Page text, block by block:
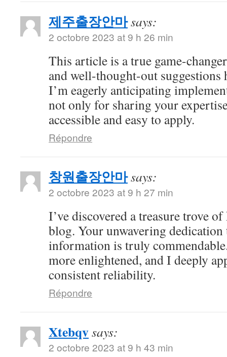
제주출장안마says:
2 octobre 2023 at 9 h 26 min
This article is a true game-
and well-thought-out
I’m eagerly anticipating
not only for sharing your
accessible and easy to apply.
Répondre
창원출장안마says:
2 octobre 2023 at 9 h 27 min
I’ve discovered a treasure trove
blog. Your unwavering
information is truly
more enlightened, and I deeply
consistent reliability.
Répondre
Xtebqvsays:
2 octobre 2023 at 9 h 43 min